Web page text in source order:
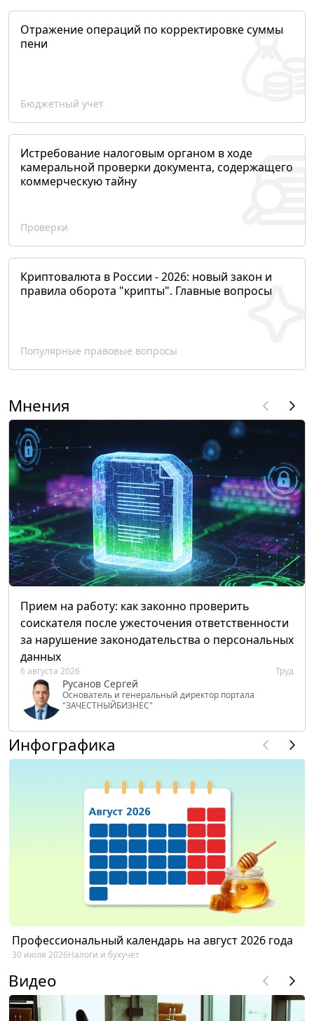
Отражение операций по корректировке суммы
пени
Бюджетный учет
Истребование налоговым органом в ходе
камеральной проверки документа, содержащего
коммерческую тайну
Проверки
Криптовалюта в России - 2026: новый закон и
правила оборота "крипты". Главные вопросы
Популярные правовые вопросы
Мнения
Прием на работу: как законно проверить
соискателя после ужесточения ответственности
за нарушение законодательства о персональных
данных
6 августа 2026 Труд
Русанов Сергей
Основатель и генеральный директор портала
"ЗАЧЕСТНЫЙБИЗНЕС"
Инфографика
Профессиональный календарь на август 2026 года
30 июля 2026Налоги и бухучет
Видео